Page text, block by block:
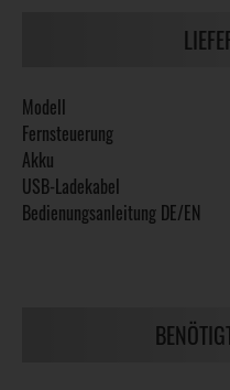
Modell
Fernsteuerung
Akku
USB-Ladekabel
Bedienungsanleitung DE/EN